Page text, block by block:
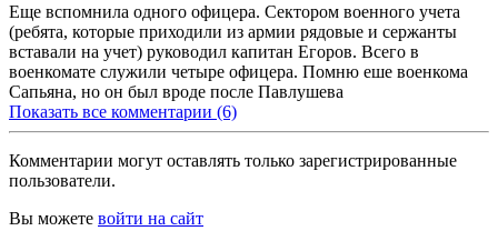
Еще вспомнила одного офицера. Сектором военного учета
(ребята, которые приходили из армии рядовые и сержанты
вставали на учет) руководил капитан Егоров. Всего в
военкомате служили четыре офицера. Помню еше военкома
Сапьяна, но он был вроде после Павлушева
Показать все комментарии (6)
Комментарии могут оставлять только зарегистрированные
пользователи.
Вы можете войти на сайт